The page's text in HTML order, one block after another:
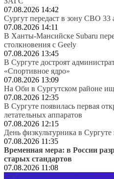
07.08.2026 14:42
Сургут передаст в зону СВО 33
07.08.2026 14:11
В Ханты-Мансийске Subaru
столкновения с Geely
07.08.2026 13:45
В Сургуте достроят
«Спортивное ядро»
07.08.2026 13:09
На Оби в Сургутском районе
07.08.2026 12:35
В Сургуте появилась первая
летательных аппаратов
07.08.2026 12:15
День физкультурника в
07.08.2026 11:35
Временная мера: в России
старых стандартов
07.08.2026 11:08